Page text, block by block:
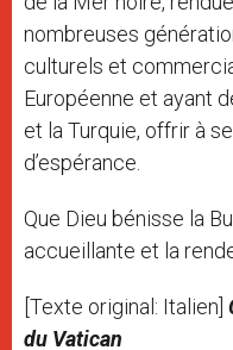
nombreuses
culturels et
Européenne et ayant
et la Turquie, offrir à
d’espérance.
Que Dieu bénisse la
accueillante et la
[Texte original: Italien]
du Vatican